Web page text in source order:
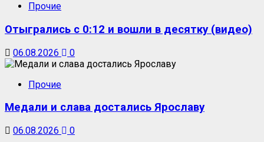
Прочие
Отыгрались с 0:12 и вошли в десятку (видео)
06.08.2026 0
Прочие
Медали и слава достались Ярославу
06.08.2026 0